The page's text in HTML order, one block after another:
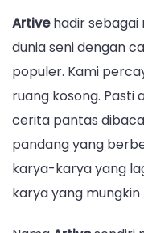
Artivehadir sebagai
dunia seni dengan
populer. Kami
ruang kosong. Pasti
cerita pantas
pandang yang
karya-karya yang
karya yang